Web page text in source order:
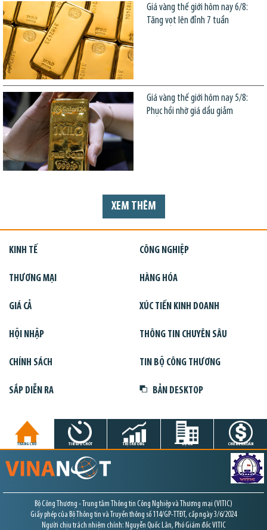
Giá vàng thế giới hôm nay 6/8:
Tăng vọt lên đỉnh 7 tuần
Giá vàng thế giới hôm nay 5/8:
Phục hồi nhờ giá dầu giảm
XEM THÊM
KINH TẾ CÔNG NGHIỆP
THƯƠNG MẠI HÀNG HÓA
GIÁ CẢ XÚC TIẾN KINH DOANH
HỘI NHẬP THÔNG TIN CHUYÊN SÂU
CHÍNH SÁCH TIN BỘ CÔNG THƯƠNG
SẮP DIỄN RA BẢN DESKTOP
TRANG CHỦ TIN GIỜ CHÓT THỊ TRƯỜNG DỰ ÁN CHỨNG KHOÁN
Bộ Công Thương - Trung tâm Thông tin Công Nghiệp và Thương mại (VITIC)
Giấy phép của Bộ Thông tin và Truyền thông số 114/GP-TTĐT, cấp ngày 3/6/2024
Người chịu trách nhiệm chính: Nguyễn Quốc Lân, Phó Giám đốc VITIC